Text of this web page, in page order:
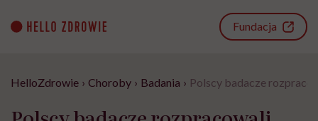
content
Fundacja
HelloZdrowie › Choroby › Badania › Polscy badacze